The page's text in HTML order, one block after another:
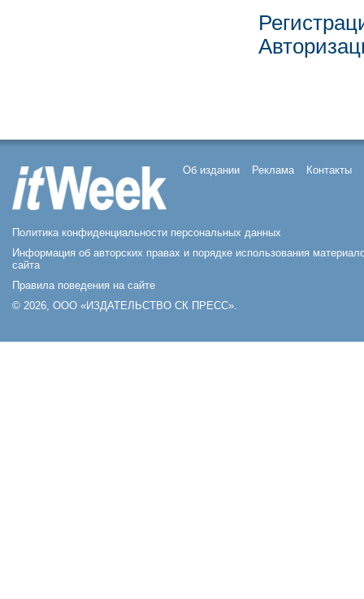
Об издании Реклама Контакты
Политика конфиденциальности персональных данных
Информация об авторских правах и порядке использования
сайта
Правила поведения на сайте
© 2026, ООО «ИЗДАТЕЛЬСТВО СК ПРЕСС».